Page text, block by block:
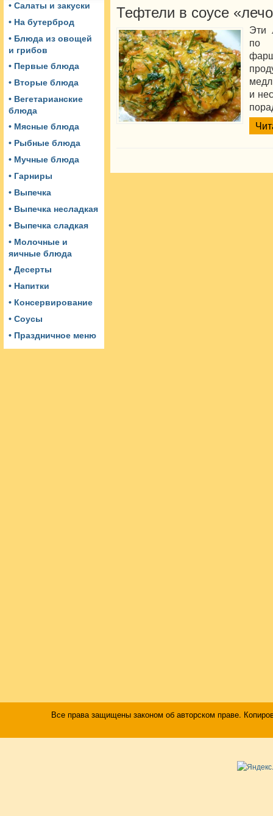
• Салаты и закуски
• На бутерброд
• Блюда из овощей
и грибов
• Первые блюда
• Вторые блюда
• Вегетарианские
блюда
• Мясные блюда
• Рыбные блюда
• Мучные блюда
• Гарниры
• Выпечка
• Выпечка несладкая
• Выпечка сладкая
• Молочные и
яичные блюда
• Десерты
• Напитки
• Консервирование
• Соусы
• Праздничное меню
Тефтели в соусе
Эти
по
и
Все права защищены законом об авторском праве.